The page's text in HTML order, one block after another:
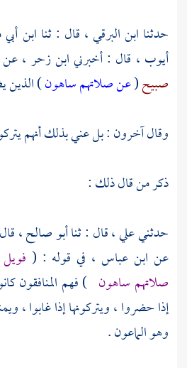
حدثنا ابن البرقي، قال : ثنا ابن
أيوب ، قال : أخبرنيابن زحر ، عن
صبيح(عن صلاتهم ساهون) الذين
وقال آخرون : بل عني بذلك أنهم
ذكر من قال ذلك :
حدثنيعلي، قال : ثناأبو صالح،
عن ابن عباس ، في قوله : (
صلاتهم ساهون ) فهم المنافقون
إذا حضروا ، ويتركونها إذا غابوا ،
وهو الماعون .